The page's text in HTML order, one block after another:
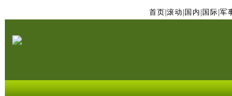
首页 滚动 国内 国际 军